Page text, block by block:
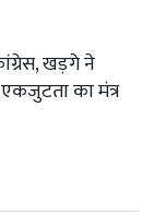
खड़गे ने
का मंत्र